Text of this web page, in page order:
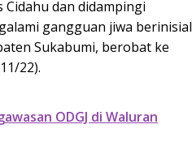
Cidahu dan didampingi
gangguan jiwa berinisial
Sukabumi, berobat ke
22).
ODGJ di Waluran